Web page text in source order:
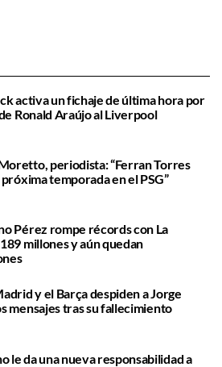
activa un fichaje de última hora por
Ronald Araújo al Liverpool
periodista: “Ferran Torres
próxima temporada en el PSG”
Pérez rompe récords con La
millones y aún quedan
y el Barça despiden a Jorge
mensajes tras su fallecimiento
le da una nueva responsabilidad a